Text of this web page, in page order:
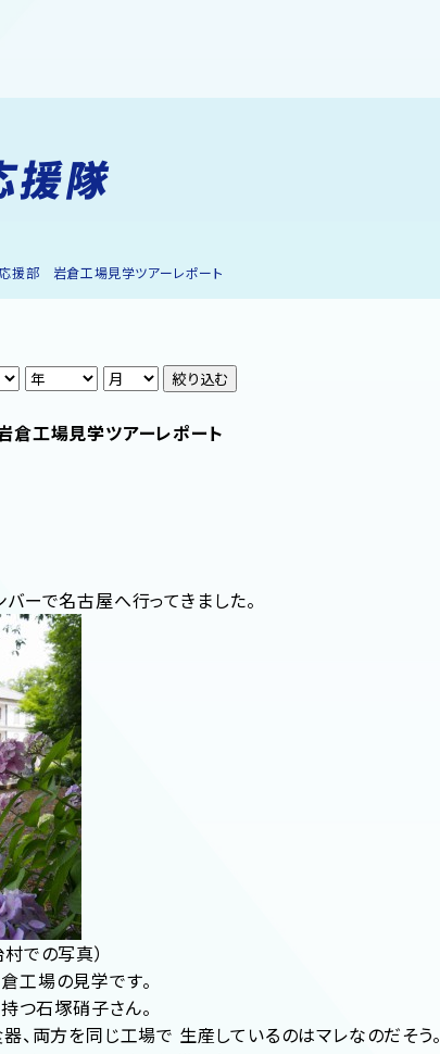
援隊
援部 岩倉工場見学ツアーレポート
絞り込む
工場見学ツアーレポート
ーで名古屋へ行ってきました。
での写真）
場の見学です。
つ石塚硝子さん。
、両方を同じ工場で 生産しているのはマレなのだそう。